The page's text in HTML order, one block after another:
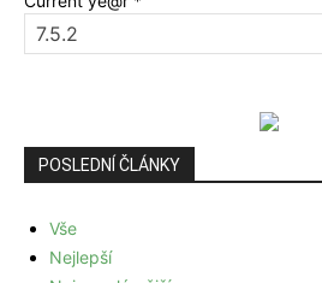
POSLEDNÍ ČLÁNKY
Vše
Nejlepší